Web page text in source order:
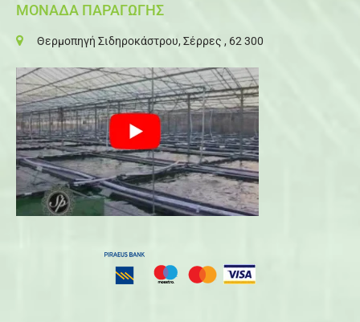
ΜΟΝΑΔΑ ΠΑΡΑΓΩΓΗΣ
Θερμοπηγή Σιδηροκάστρου, Σέρρες , 62 300